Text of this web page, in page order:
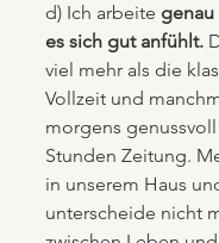
d) Ich arbeite genau
es sich gut anfühlt.
viel mehr als die
Vollzeit und
morgens genussvoll
Stunden Zeitung.
in unserem Haus
unterscheide nicht